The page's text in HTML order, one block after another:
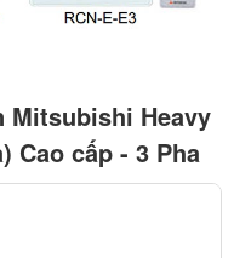
Mitsubishi Heavy
Cao cấp - 3 Pha